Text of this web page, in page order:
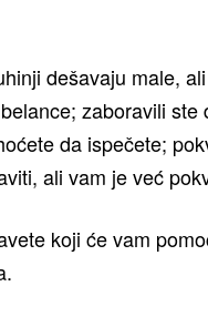
dešavaju male,
zaboravili ste
da ispečete;
ali vam je već
koji će vam